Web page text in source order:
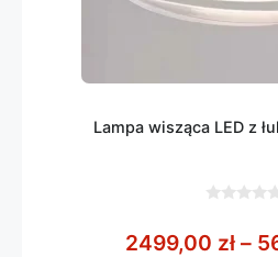
Lampa wisząca LED z
5
2499,00 zł –